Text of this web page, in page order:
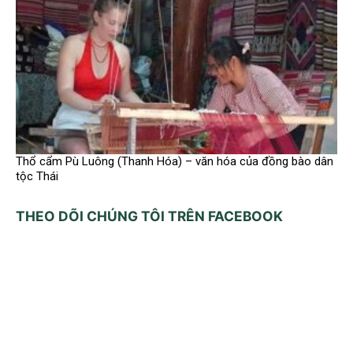
Thổ cẩm Pù Luông (Thanh Hóa) – văn hóa của đồng bào dân
tộc Thái
THEO DÕI CHÚNG TÔI TRÊN FACEBOOK